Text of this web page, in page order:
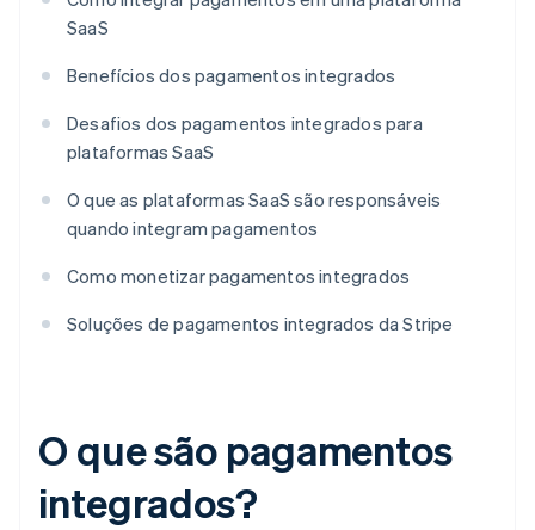
SaaS
Benefícios dos pagamentos integrados
Desafios dos pagamentos integrados para
plataformas SaaS
O que as plataformas SaaS são responsáveis
quando integram pagamentos
Como monetizar pagamentos integrados
Soluções de pagamentos integrados da Stripe
O que são pagamentos
integrados?